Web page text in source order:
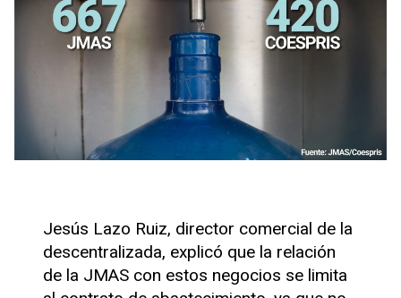
Jesús Lazo Ruiz, director comercial de la
descentralizada, explicó que la relación
de la JMAS con estos negocios se limita